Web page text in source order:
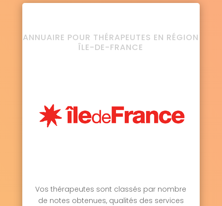
ANNUAIRE POUR THÉRAPEUTES EN RÉGION
ÎLE-DE-FRANCE
Vos thérapeutes sont classés par nombre
de notes obtenues, qualités des services